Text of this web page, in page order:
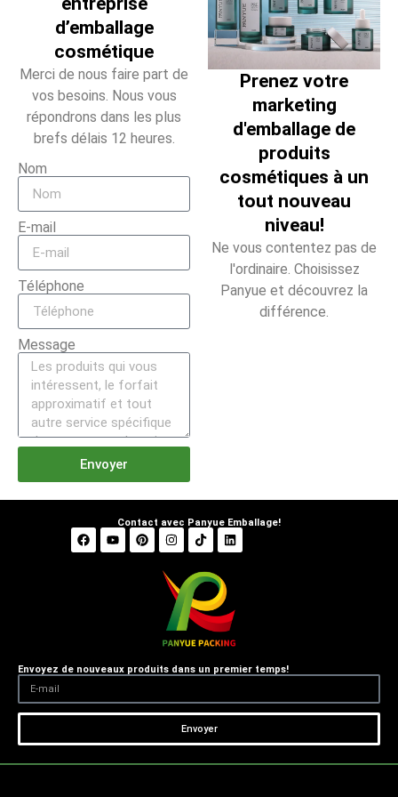
d’emballage
cosmétique
Merci de nous faire part de
vos besoins. Nous vous
répondrons dans les plus
brefs délais 12 heures.
Nom
E-mail
Téléphone
Message
Envoyer
Prenez votre
marketing
d'emballage de
produits
cosmétiques à un
tout nouveau
niveau!
Ne vous contentez pas de
l'ordinaire. Choisissez
Panyue et découvrez la
différence.
Contact avec Panyue Emballage!
Envoyez de nouveaux produits dans un premier temps!
Envoyer